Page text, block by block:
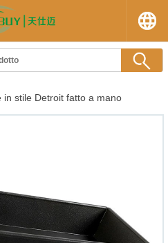
in stile Detroit fatto a mano